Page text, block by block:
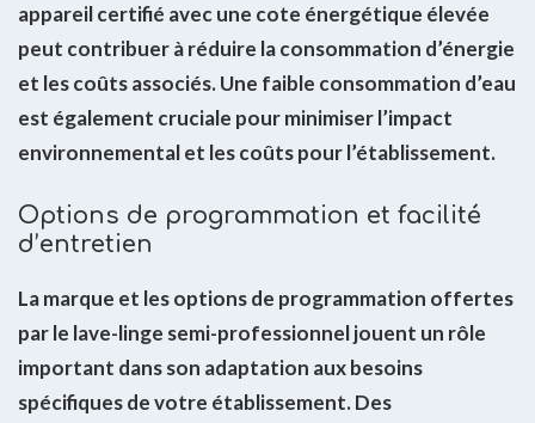
appareil certifié avec une cote énergétique élevée
peut contribuer à réduire la consommation d’énergie
et les coûts associés. Une faible consommation d’eau
est également cruciale pour minimiser l’impact
environnemental et les coûts pour l’établissement.
Options de programmation et facilité
d’entretien
La marque et les options de programmation offertes
par le lave-linge semi-professionnel jouent un rôle
important dans son adaptation aux besoins
spécifiques de votre établissement. Des